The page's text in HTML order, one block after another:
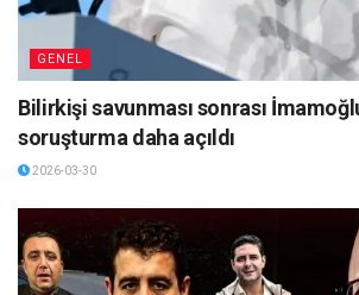
GENEL
Bilirkişi savunması sonrası
soruşturma daha açıldı
2026-03-30